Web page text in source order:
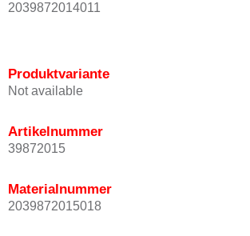
2039872014011
Produktvariante
Not available
Artikelnummer
39872015
Materialnummer
2039872015018